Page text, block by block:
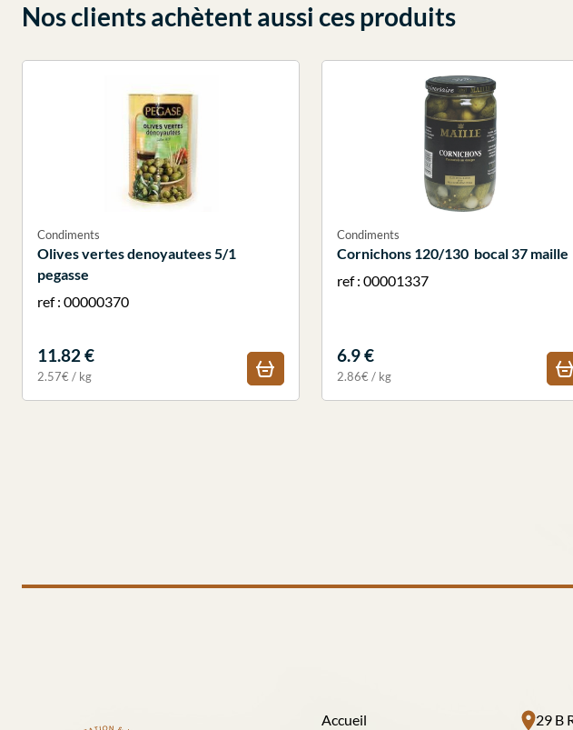
Nos clients achètent aussi ces produits
Condiments
Olives vertes denoyautees 5/1
pegasse
ref : 00000370
11.82 €
2.57€ / kg
Condiments
Cornichons 120/130 bocal 37 maille
ref : 00001337
6.9 €
2.86€ / kg
Accueil
29 B